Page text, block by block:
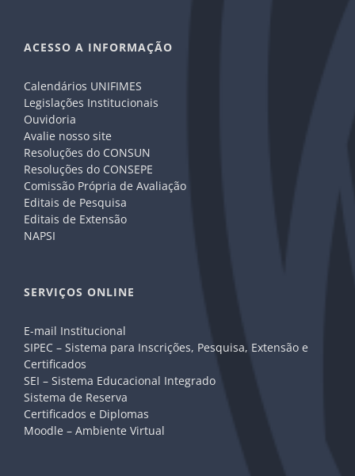
ACESSO A INFORMAÇÃO
Calendários UNIFIMES
Legislações Institucionais
Ouvidoria
Avalie nosso site
Resoluções do CONSUN
Resoluções do CONSEPE
Comissão Própria de Avaliação
Editais de Pesquisa
Editais de Extensão
NAPSI
SERVIÇOS ONLINE
E-mail Institucional
SIPEC – Sistema para Inscrições, Pesquisa, Extensão e
Certificados
SEI – Sistema Educacional Integrado
Sistema de Reserva
Certificados e Diplomas
Moodle – Ambiente Virtual